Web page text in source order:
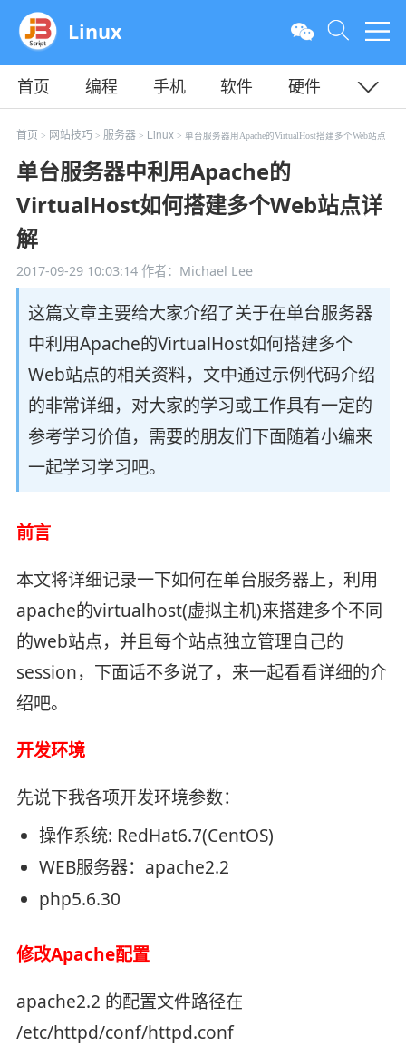
Linux
首页 编程 手机 软件
硬件
教程
平面 服务器
首页 > 网站技巧 > 服务器> Linux> 单台服务器用Apache的VirtualHost搭建多个Web站点
单台服务器中利用Apache的
VirtualHost如何搭建多个Web站点详
解
2017-09-29 10:03:14作者：Michael Lee
这篇文章主要给大家介绍了关于在单台服务器
中利用Apache的VirtualHost如何搭建多个
Web站点的相关资料，文中通过示例代码介绍
的非常详细，对大家的学习或工作具有一定的
参考学习价值，需要的朋友们下面随着小编来
一起学习学习吧。
前言
本文将详细记录一下如何在单台服务器上，利用
apache的virtualhost(虚拟主机)来搭建多个不同
的web站点，并且每个站点独立管理自己的
session，下面话不多说了，来一起看看详细的介
绍吧。
开发环境
先说下我各项开发环境参数：
操作系统: RedHat6.7(CentOS)
WEB服务器：apache2.2
php5.6.30
修改Apache配置
apache2.2 的配置文件路径在
/etc/httpd/conf/httpd.conf